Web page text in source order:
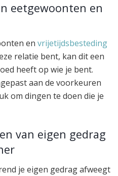
eetgewoonten en
en vrijetijdsbesteding
relatie bent, kan dit een
heeft op wie je bent.
aan de voorkeuren
om dingen te doen die je
van eigen gedrag
je eigen gedrag afweegt